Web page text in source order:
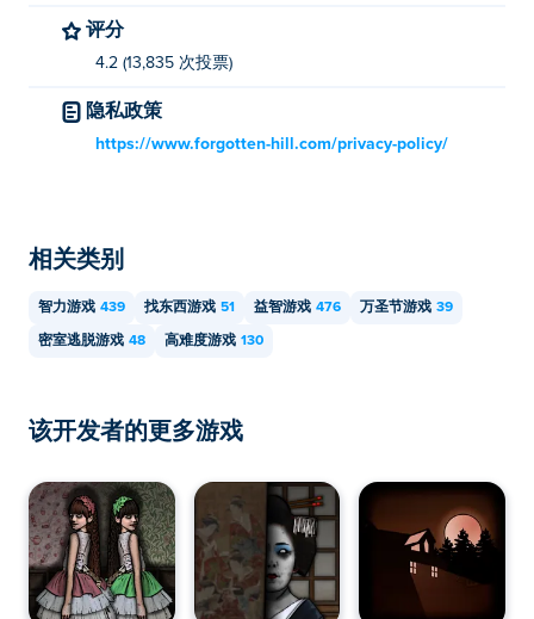
评分
4.2 (13,835 次投票)
隐私政策
https://www.forgotten-hill.com/privacy-policy/
相关类别
智力游戏 439 找东西游戏 51 益智游戏 476 万圣节游戏 39
密室逃脱游戏 48 高难度游戏 130
该开发者的更多游戏